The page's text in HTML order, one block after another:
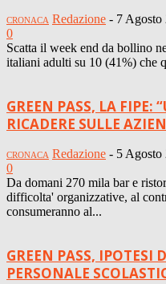
CRONACA Redazione - 7 Agosto
0
Scatta il week end da bollino
italiani adulti su 10 (41%) che
GREEN PASS, LA FIPE:
RICADERE SULLE
CRONACA Redazione - 5 Agosto
0
Da domani 270 mila bar e
difficolta' organizzative, al
consumeranno al...
GREEN PASS, IPOTESI
PERSONALE